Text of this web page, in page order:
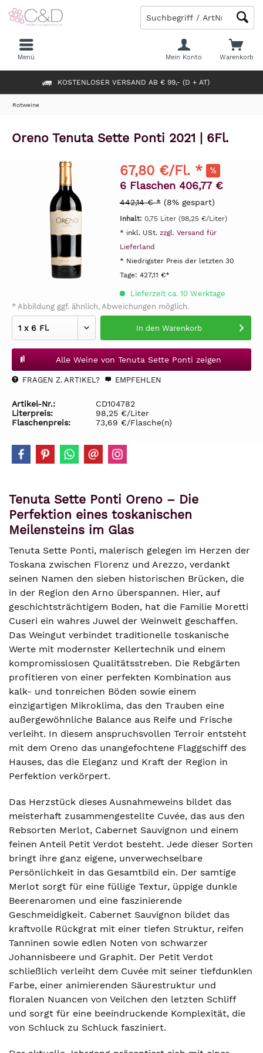
KOSTENLOSER VERSAND AB € 99,- (D + AT)
Warenkorb
Mein Konto
Menü
Rotweine
Oreno Tenuta Sette Ponti 2021 | 6Fl.
67,80 €/Fl. *
6 Flaschen 406,77 €
442,14 € * (8% gespart)
Inhalt: 0,75 Liter (98,25 €/Liter)
* inkl. USt. zzgl. Versand für
Lieferland
* Niedrigster Preis der letzten 30
Tage: 427,11 €*
Lieferzeit ca. 10 Werktage
* Abbildung ggf. ähnlich, Abweichungen möglich.
In den Warenkorb
Alle Weine von Tenuta Sette Ponti zeigen
FRAGEN Z. ARTIKEL? EMPFEHLEN
Artikel-Nr.:
CD104782
Literpreis:
98,25 €/Liter
Flaschenpreis:
73,69 €/Flasche(n)
Tenuta Sette Ponti Oreno – Die
Perfektion eines toskanischen
Meilensteins im Glas
Tenuta Sette Ponti, malerisch gelegen im Herzen der
Toskana zwischen Florenz und Arezzo, verdankt
seinen Namen den sieben historischen Brücken, die
in der Region den Arno überspannen. Hier, auf
geschichtsträchtigem Boden, hat die Familie Moretti
Cuseri ein wahres Juwel der Weinwelt geschaffen.
Das Weingut verbindet traditionelle toskanische
Werte mit modernster Kellertechnik und einem
kompromisslosen Qualitätsstreben. Die Rebgärten
profitieren von einer perfekten Kombination aus
kalk- und tonreichen Böden sowie einem
einzigartigen Mikroklima, das den Trauben eine
außergewöhnliche Balance aus Reife und Frische
verleiht. In diesem anspruchsvollen Terroir entsteht
mit dem Oreno das unangefochtene Flaggschiff des
Hauses, das die Eleganz und Kraft der Region in
Perfektion verkörpert.
Das Herzstück dieses Ausnahmeweins bildet das
meisterhaft zusammengestellte Cuvée, das aus den
Rebsorten Merlot, Cabernet Sauvignon und einem
feinen Anteil Petit Verdot besteht. Jede dieser Sorten
bringt ihre ganz eigene, unverwechselbare
Persönlichkeit in das Gesamtbild ein. Der samtige
Merlot sorgt für eine füllige Textur, üppige dunkle
Beerenaromen und eine faszinierende
Geschmeidigkeit. Cabernet Sauvignon bildet das
kraftvolle Rückgrat mit einer tiefen Struktur, reifen
Tanninen sowie edlen Noten von schwarzer
Johannisbeere und Graphit. Der Petit Verdot
schließlich verleiht dem Cuvée mit seiner tiefdunklen
Farbe, einer animierenden Säurestruktur und
floralen Nuancen von Veilchen den letzten Schliff
und sorgt für eine beeindruckende Komplexität, die
von Schluck zu Schluck fasziniert.